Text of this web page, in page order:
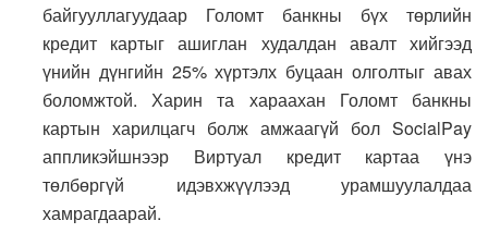
байгууллагуудаар Голомт банкны бүх төрлийн
кредит картыг ашиглан худалдан авалт хийгээд
үнийн дүнгийн 25% хүртэлх буцаан олголтыг авах
боломжтой. Харин та хараахан Голомт банкны
картын харилцагч болж амжаагүй бол SocialPay
аппликэйшнээр Виртуал кредит картаа үнэ
төлбөргүй идэвхжүүлээд урамшуулалдаа
хамрагдаарай.